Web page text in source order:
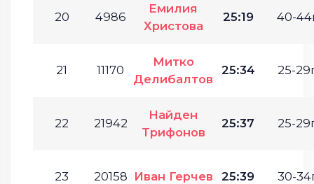
20 4986
Емилия
Христова
25:19 40-
21 11170
Митко
Делибалтов
25:34 25-
22 21942
Найден
Трифонов
25:37 25-
23 20158 Иван Герчев 25:39 30-